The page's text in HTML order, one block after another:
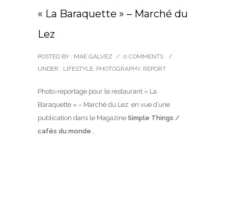
« La Baraquette » – Marché du
Lez
POSTED BY : MAE GALVEZ / 0 COMMENTS
/
UNDER : LIFESTYLE, PHOTOGRAPHY, REPORT
Photo-reportage pour le restaurant « La
Baraquette » – Marché du Lez en vue d’une
publication dans le Magazine Simple Things /
cafés du monde .